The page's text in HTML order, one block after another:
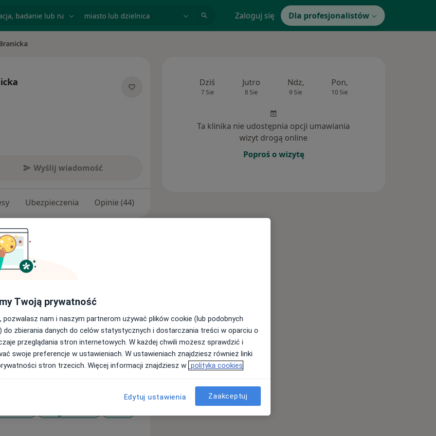
Zaloguj się Dla profesjonalistów
Wyślij wiadomość
Ubezpieczenia Opinie (44)
Uniwersytetu
Nostryfikację dyplomu uzyskała
Doktor Branicka ukończyła
podczas pracy na Oddziale
Centrum Klinicznym im.
Towarzystwa Alergologicznego
Klinicznej. Aktywnie
naukowych, m.in. wzięła udział
Congress Munchen 2018 r.,
Dziś
7 Sie
Jutro
8 Sie
Ndz,
9 Sie
Pon,
10 Sie
Ta klinika nie udostępnia opcji umawiania
wizyt drogą online
Poproś o wizytę
Twoją prywatność
pozwalasz nam i naszym partnerom używać plików cookie (lub podobnych
do zbierania danych do celów statystycznych i dostarczania treści w oparciu o
przeglądania stron internetowych. W każdej chwili możesz sprawdzić i
swoje preferencje w ustawieniach. W ustawieniach znajdziesz również linki
stron trzecich. Więcej informacji znajdziesz w polityka cookies
Edytuj ustawienia Zaakceptuj